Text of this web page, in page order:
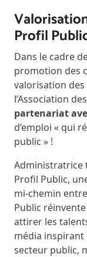
Profil
Dans le cadre
promotion des
valorisation
l’Association
partenariat
d’emploi « qui
public » !
Administratrice
Profil Public,
mi-chemin
Public
attirer les
média inspirant
secteur public,